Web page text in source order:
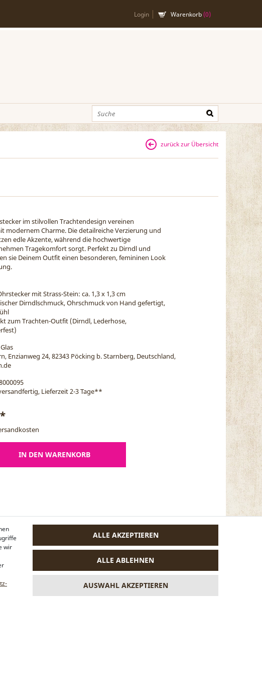
Login Warenkorb(0)
im stilvollen Trachtendesign vereinen
modernem Charme. Die detailreiche Verzierung und
edle Akzente, während die hochwertige
Tragekomfort sorgt. Perfekt zu Dirndl und
sie Deinem Outfit einen besonderen, femininen Look
mit Strass-Stein: ca. 1,3 x 1,3 cm
Dirndlschmuck, Ohrschmuck von Hand gefertigt,
zum Trachten-Outfit (Dirndl, Lederhose,
Enzianweg 24, 82343 Pöcking b. Starnberg, Deutschland,
Lieferzeit 2-3 Tage**
IN DEN WARENKORB
zurück zur Übersicht
wir
ALLE AKZEPTIEREN
ALLE ABLEHNEN
AUSWAHL AKZEPTIEREN